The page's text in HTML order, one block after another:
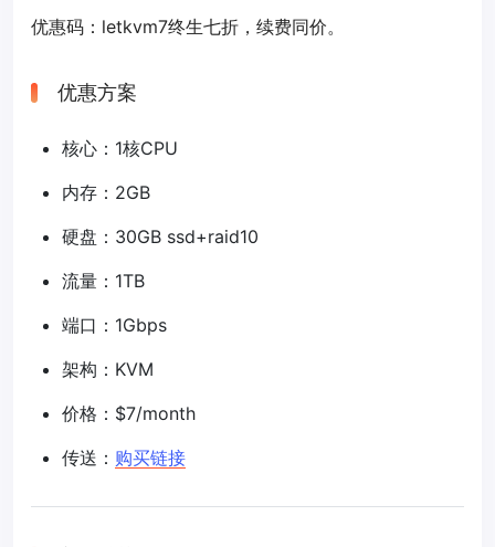
优惠码： letkvm7终生七折，续费同价。
优惠方案
核心：1核CPU
内存：2GB
硬盘：30GB ssd+raid10
流量：1TB
端口：1Gbps
架构：KVM
价格：$7/month
传送： 购买链接